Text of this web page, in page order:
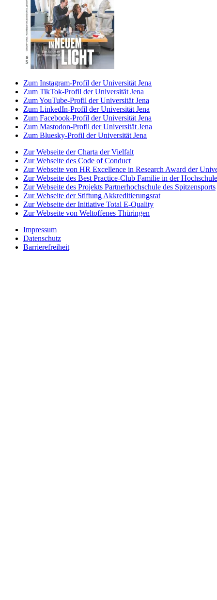
Zum Instagram-Profil der Universität Jena
Zum TikTok-Profil der Universität Jena
Zum YouTube-Profil der Universität Jena
Zum LinkedIn-Profil der Universität Jena
Zum Facebook-Profil der Universität Jena
Zum Mastodon-Profil der Universität Jena
Zum Bluesky-Profil der Universität Jena
Zur Webseite der Charta der Vielfalt
Zur Webseite des Code of Conduct
Zur Webseite von HR Excellence in Research Award der
Zur Webseite des Best Practice-Club Familie in der Hochschule
Zur Webseite des Projekts Partnerhochschule des Spitzensports
Zur Webseite der Stiftung Akkreditierungsrat
Zur Webseite der Initiative Total E-Quality
Zur Webseite von Weltoffenes Thüringen
Impressum
Datenschutz
Barrierefreiheit